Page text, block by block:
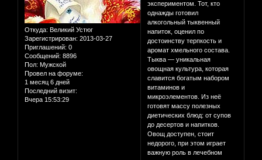
Откуда: Великий Устюг
Зарегистрирован: 2013-03-27
Приглашений: 0
Сообщений: 8896
Пол: Мужской
Провел на форуме:
1 месяц 6 дней
Последний визит:
Вчера 15:53:29
экспериментом. Тот, кто
однажды готовил
алкогольный тыквенный
напиток, оценил по
достоинству терпкость и
аромат хмельного состава.
Тыква — уникальная
овощная культура, которая
славится богатым набором
витаминов и
микроэлементов. Из неё
готовят массу полезных
диетических блюд: от супов
до десертов и напитков.
Овощ доступен, стоит
недорого, при этом играет
важную роль в лечебном